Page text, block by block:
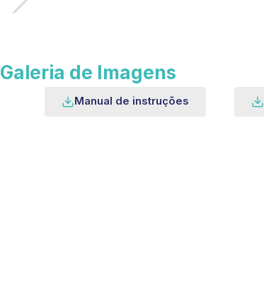
Galeria de Imagens
Manual de instruções